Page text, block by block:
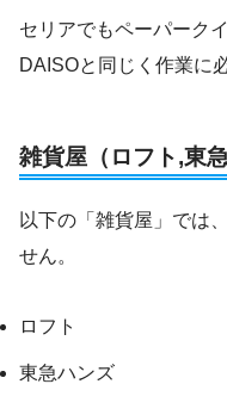
セリアでもペーパーク
DAISOと同じく作業に
雑貨屋（ロフト,東急
以下の「雑貨屋」では
せん。
ロフト
東急ハンズ